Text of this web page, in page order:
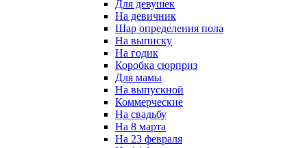
Для девушек
На девичник
Шар определения пола
На выписку
На годик
Коробка сюрприз
Для мамы
На выпускной
Коммерческие
На свадьбу
На 8 марта
На 23 февраля